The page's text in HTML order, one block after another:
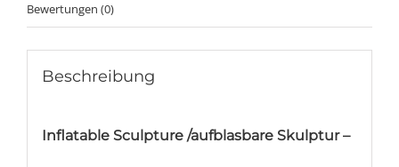
Bewertungen (0)
Beschreibung
Inflatable Sculpture /aufblasbare Skulptur –